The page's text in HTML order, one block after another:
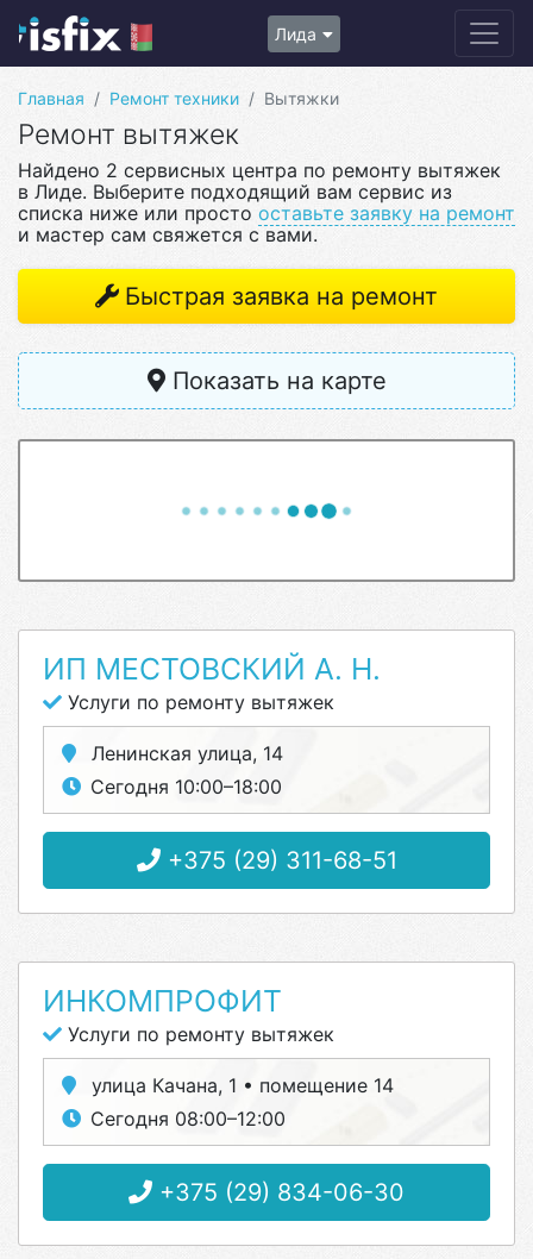
Лида
Главная Ремонт техники Вытяжки
Ремонт вытяжек
Найдено 2 сервисных центра по ремонту вытяжек
в Лиде. Выберите подходящий вам сервис из
списка ниже или просто оставьте заявку на ремонт
и мастер сам свяжется с вами.
Быстрая заявка на ремонт
Показать на карте
ИП МЕСТОВСКИЙ А. Н.
Услуги по ремонту вытяжек
Ленинская улица, 14
Сегодня 10:00–18:00
+375 (29) 311-68-51
ИНКОМПРОФИТ
Услуги по ремонту вытяжек
улица Качана, 1 • помещение 14
Сегодня 08:00–12:00
+375 (29) 834-06-30